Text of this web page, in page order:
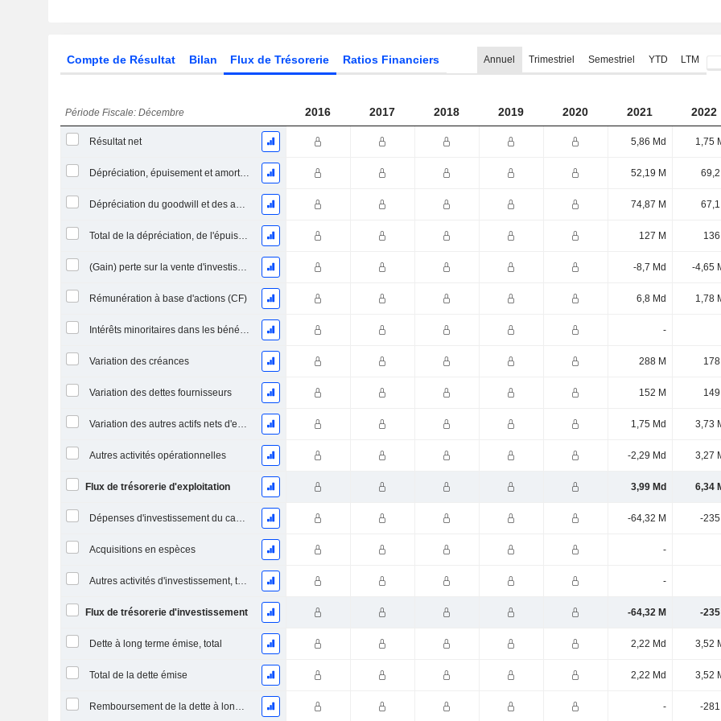
Compte de Résultat Bilan Flux de Trésorerie Ratios Financiers Annuel Trimestriel Semestriel YTD LTM
Période Fiscale: Décembre 2016 2017 2018 2019 2020 2021 2022
Résultat net 5,86 Md 1,75
Dépréciation, épuisement et amortissement 52,19 M 69,2
Dépréciation du goodwill et des actifs intangibles 74,87 M 67,1
Total de la dépréciation, de l'épuisement et de l'amortissement 127 M 136
(Gain) perte sur la vente d'investissements - (CF) -8,7 Md -4,65
Rémunération à base d'actions (CF) 6,8 Md 1,78
Intérêts minoritaires dans les bénéfices - (CF) -
Variation des créances 288 M 178
Variation des dettes fournisseurs 152 M 149
Variation des autres actifs nets d'exploitation (perçus) 1,75 Md 3,73
Autres activités opérationnelles -2,29 Md 3,27
Flux de trésorerie d'exploitation 3,99 Md 6,34
Dépenses d'investissement du capital (CAPEX) -64,32 M -235
Acquisitions en espèces -
Autres activités d'investissement, total -
Flux de trésorerie d'investissement -64,32 M -235
Dette à long terme émise, total 2,22 Md 3,52
Total de la dette émise 2,22 Md 3,52
Remboursement de la dette à long terme, total - -281